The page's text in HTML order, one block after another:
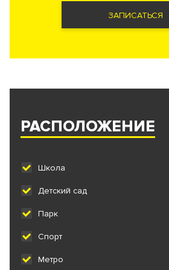
ЗАПИСАТЬСЯ
РАСПОЛОЖЕНИЕ
Школа
Детский сад
Парк
Спорт
Метро